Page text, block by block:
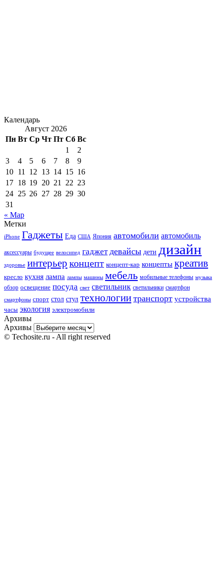
Календарь
Август 2026
Пн Вт Ср Чт Пт Сб Вс
1
2
3
4 5 6 7 8
9
10 11 12 13 14 15 16
17 18 19 20 21 22 23
24 25 26 27 28 29 30
31
« Мар
Метки
iPhone Гаджеты Еда США Япония автомобили автомобиль
аксессуары будущее велосипед гаджет девайсы дети дизайн
здоровье интерьер концепт концепт-кар концепты креатив
кресло кухня лампа лампы машины мебель мобильные телефоны музыка
обзор освещение посуда свет светильник светильники смартфон
смартфоны спорт стол стул технологии транспорт устройства
часы экология электромобили
Архивы
Архивы
© Techosite.ru - All right reserved